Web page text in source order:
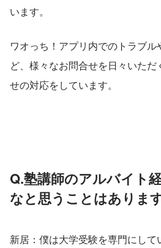
います。
ワオっち！アプリ内でのトラブ
ど、様々なお問合せを日々いた
せの対応をしています。
Q.塾講師のアルバイト
なと思うことはありま
新居：僕は大学受験を専門にし